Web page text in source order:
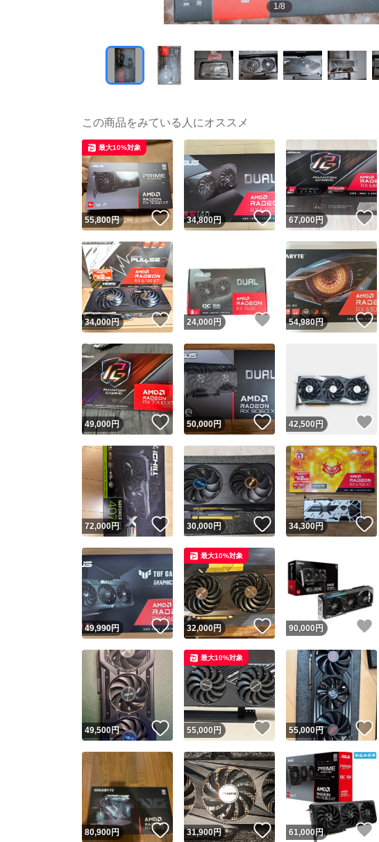
1/8
この商品をみている人にオススメ
55,800円 いいね！
最大10%対象
34,800円 いいね！
67,000 円
34,000円 いいね！
24,000 円 いいね！
54,980円
49,000円 いいね！
50,000円 いいね！
42,500 円
72,000円 いいね！
30,000円 いいね！
34,300円
49,990円 いいね！
32,000円 いいね！
最大10%対象
90,000 円
49,500円 いいね！
55,000円 いいね！
最大10%対象
55,000円
80,900円 いいね！
31,900円 いいね！
61,000円